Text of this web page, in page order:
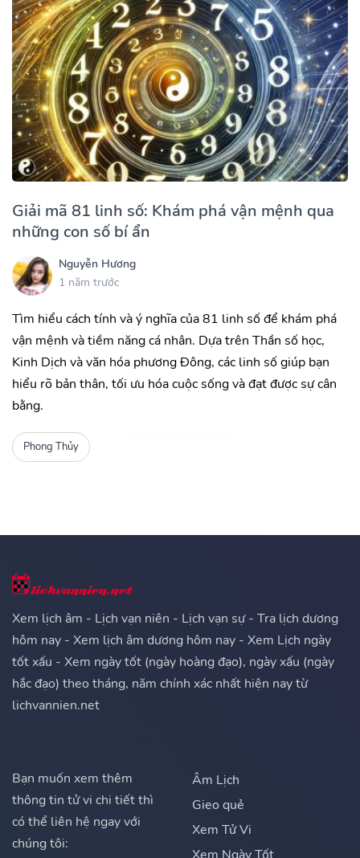
Giải mã 81 linh số: Khám phá vận mệnh qua
những con số bí ẩn
Nguyễn Hương
1 năm trước
Tìm hiểu cách tính và ý nghĩa của 81 linh số để khám phá
vận mệnh và tiềm năng cá nhân. Dựa trên Thần số học,
Kinh Dịch và văn hóa phương Đông, các linh số giúp bạn
hiểu rõ bản thân, tối ưu hóa cuộc sống và đạt được sự cân
bằng.
Phong Thủy
Xem lịch âm - Lịch vạn niên - Lịch vạn sự - Tra lịch dương
hôm nay - Xem lịch âm dương hôm nay - Xem Lịch ngày
tốt xấu - Xem ngày tốt (ngày hoàng đạo), ngày xấu (ngày
hắc đạo) theo tháng, năm chính xác nhất hiện nay từ
lichvannien.net
Bạn muốn xem thêm
thông tin tử vi chi tiết thì
có thể liên hệ ngay với
chúng tôi:
Âm Lịch
Gieo quẻ
Xem Tử Vi